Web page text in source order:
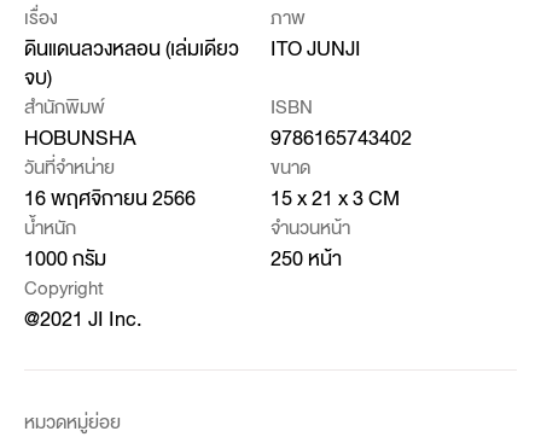
เรื่อง
ดินแดนลวงหลอน (เล่มเดียว
จบ)
ภาพ
ITO JUNJI
สำนักพิมพ์
HOBUNSHA
ISBN
9786165743402
วันที่จำหน่าย
16 พฤศจิกายน 2566
ขนาด
15 x 21 x 3 CM
น้ำหนัก
1000 กรัม
จำนวนหน้า
250 หน้า
Copyright
@2021 JI Inc.
หมวดหมู่ย่อย